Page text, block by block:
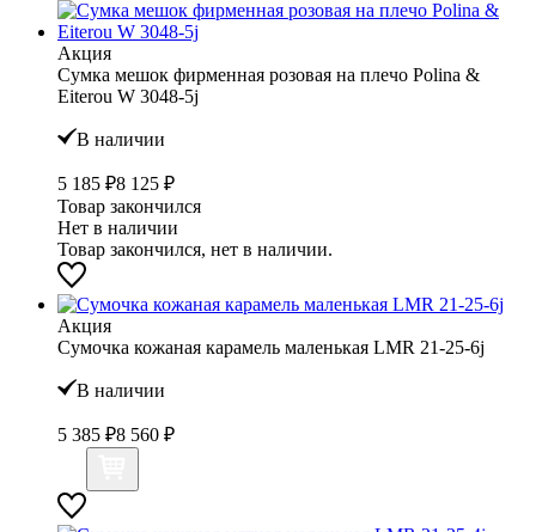
Акция
Сумка мешок фирменная розовая на плечо Polina &
Eiterou W 3048-5j
В наличии
5 185 ₽8 125 ₽
Товар закончился
Нет в наличии
Товар закончился, нет в наличии.
Акция
Сумочка кожаная карамель маленькая LMR 21-25-6j
В наличии
5 385 ₽8 560 ₽